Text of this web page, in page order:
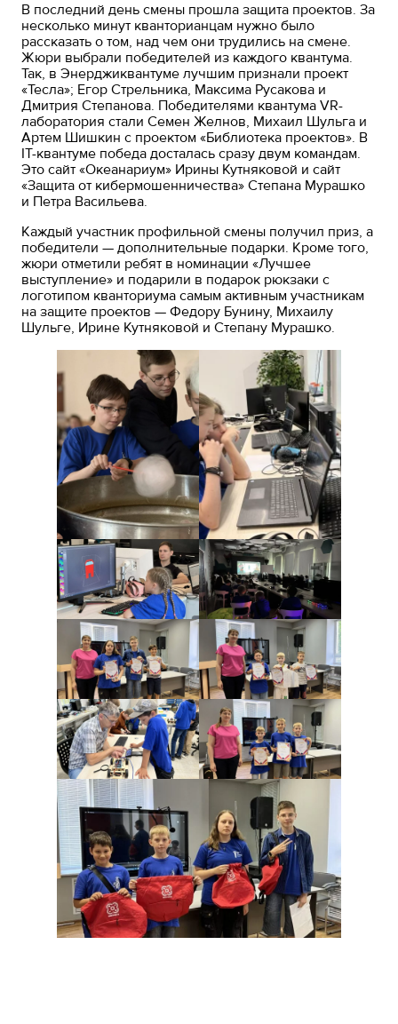
В последний день смены прошла защита проектов. За
несколько минут кванторианцам нужно было
рассказать о том, над чем они трудились на смене.
Жюри выбрали победителей из каждого квантума.
Так, в Энерджиквантуме лучшим признали проект
«Тесла»; Егор Стрельника, Максима Русакова и
Дмитрия Степанова. Победителями квантума VR-
лаборатория стали Семен Желнов, Михаил Шульга и
Артем Шишкин с проектом «Библиотека проектов». В
IT-квантуме победа досталась сразу двум командам.
Это сайт «Океанариум» Ирины Кутняковой и сайт
«Защита от кибермошенничества» Степана Мурашко
и Петра Васильева.
Каждый участник профильной смены получил приз, а
победители — дополнительные подарки. Кроме того,
жюри отметили ребят в номинации «Лучшее
выступление» и подарили в подарок рюкзаки с
логотипом кванториума самым активным участникам
на защите проектов — Федору Бунину, Михаилу
Шульге, Ирине Кутняковой и Степану Мурашко.